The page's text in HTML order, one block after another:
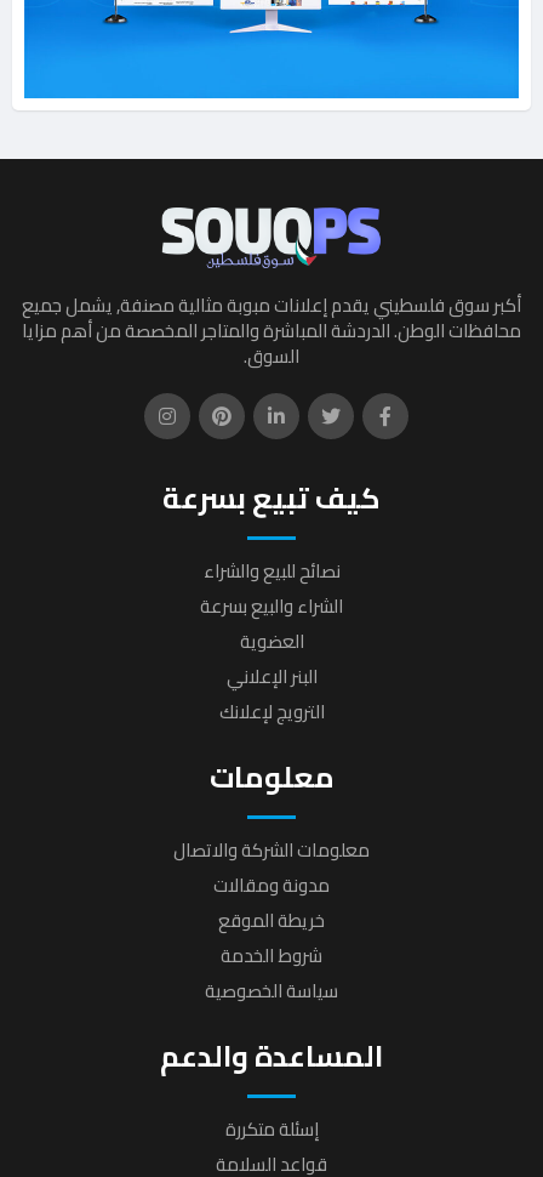
أكبر سوق فلسطيني يقدم إعلانات مبوبة مثالية مصنفة, يشمل جميع
محافظات الوطن. الدردشة المباشرة والمتاجر المخصصة من أهم مزايا
السوق.
كيف تبيع بسرعة
نصائح للبيع والشراء
الشراء والبيع بسرعة
العضوية
البنر الإعلاني
الترويج لإعلانك
معلومات
معلومات الشركة والاتصال
مدونة ومقالات
خريطة الموقع
شروط الخدمة
سياسة الخصوصية
المساعدة والدعم
إسئلة متكررة
قواعد السلامة